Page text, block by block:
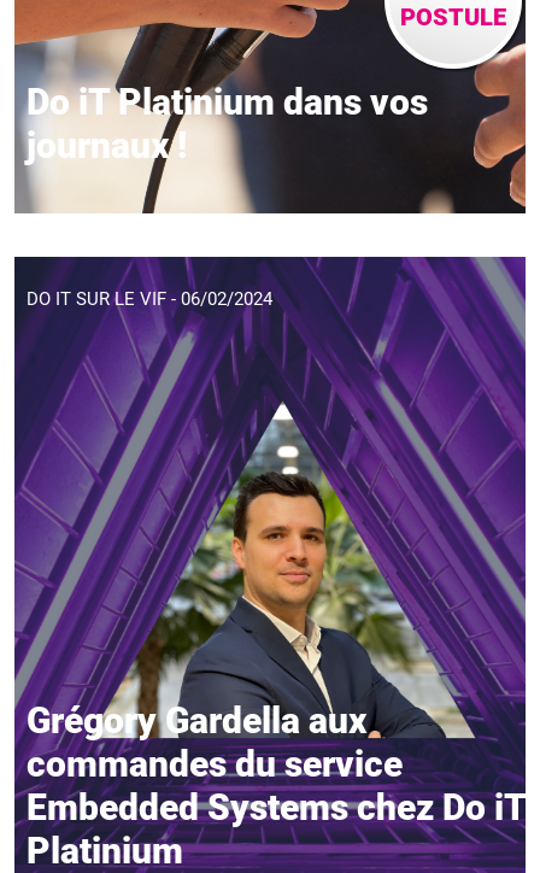
Do iT Platinium dans vos
journaux !
DO IT SUR LE VIF - 06/02/2024
Grégory Gardella aux
commandes du service
Embedded Systems chez Do iT
Platinium
POSTULE